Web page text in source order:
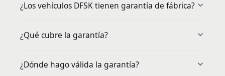
¿Los vehículos DFSK tienen garantía de fábrica?
¿Qué cubre la garantía?
¿Dónde hago válida la garantía?